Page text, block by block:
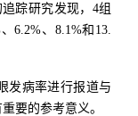
踪研究发现，4组
6.2%、8.1%和13.
发病率进行报道与
要的参考意义。